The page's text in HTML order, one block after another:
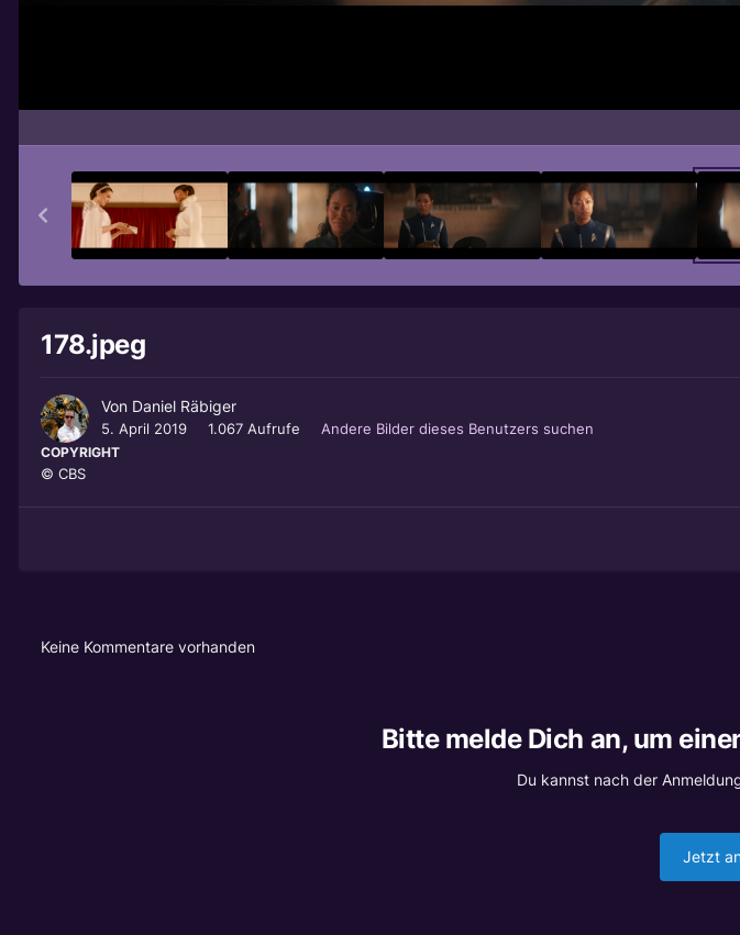
178.jpeg
Von Daniel Räbiger
5. April 2019 1.067 Aufrufe Andere Bilder dieses Benutzers suchen
COPYRIGHT
© CBS
Keine Kommentare vorhanden
Bitte melde Dich an, um
Du kannst nach der
Jetzt